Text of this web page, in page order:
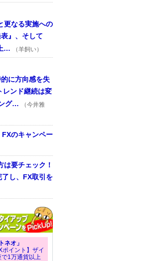
更なる実施への
』、そして
…
（羊飼い）
に方向感を失
レンド継続は変
グ…
（今井雅
FXのキャンペー
は要チェック！
し、FX取引を
ネオ」
ポイント】ザイ
で1万通貨以上